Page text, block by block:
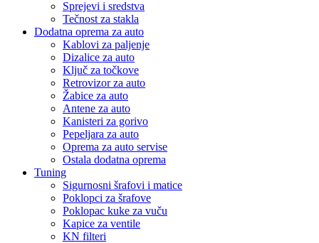
Sprejevi i sredstva
Tečnost za stakla
Dodatna oprema za auto
Kablovi za paljenje
Dizalice za auto
Ključ za točkove
Retrovizor za auto
Žabice za auto
Antene za auto
Kanisteri za gorivo
Pepeljara za auto
Oprema za auto servise
Ostala dodatna oprema
Tuning
Sigurnosni šrafovi i matice
Poklopci za šrafove
Poklopac kuke za vuču
Kapice za ventile
KN filteri